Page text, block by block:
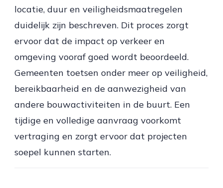
locatie, duur en veiligheidsmaatregelen
duidelijk zijn beschreven. Dit proces zorgt
ervoor dat de impact op verkeer en
omgeving vooraf goed wordt beoordeeld.
Gemeenten toetsen onder meer op veiligheid,
bereikbaarheid en de aanwezigheid van
andere bouwactiviteiten in de buurt. Een
tijdige en volledige aanvraag voorkomt
vertraging en zorgt ervoor dat projecten
soepel kunnen starten.